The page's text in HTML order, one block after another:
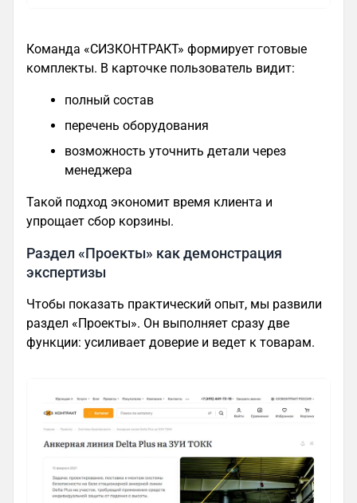
Команда «СИЗКОНТРАКТ» формирует готовые
комплекты. В карточке пользователь видит:
полный состав
перечень оборудования
возможность уточнить детали через
менеджера
Такой подход экономит время клиента и
упрощает сбор корзины.
Раздел «Проекты» как демонстрация
экспертизы
Чтобы показать практический опыт, мы развили
раздел «Проекты». Он выполняет сразу две
функции: усиливает доверие и ведет к товарам.